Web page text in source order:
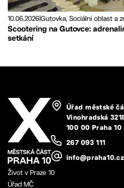
10.06.2026Gutovka, Sociální oblast a
Scootering na Gutovce:
setkání
Úřad městské
Vinohradská
100 00 Praha 10
267 093 111
info@praha10.cz
Život v Praze 10
Úřad MČ